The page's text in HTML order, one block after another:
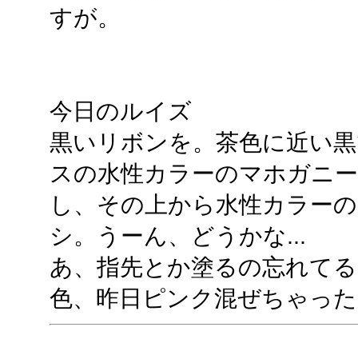
すが。
今日のルイズ
黒いリボンを。茶色に近い
スの水性カラーのマホガニ
し、その上から水性カラー
シ。うーん、どうかな...
あ、指先とか塗るの忘れて
色、昨日ピンク混ぜちゃっ